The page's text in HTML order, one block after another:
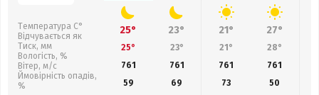
Температура С°
Відчувається як
Тиск, мм
Вологість, %
Вітер, м/с
Ймовірність опадів,
%
25° 23° 21° 27°
25° 23° 21° 28°
761
761 761 761
59
69 73
50